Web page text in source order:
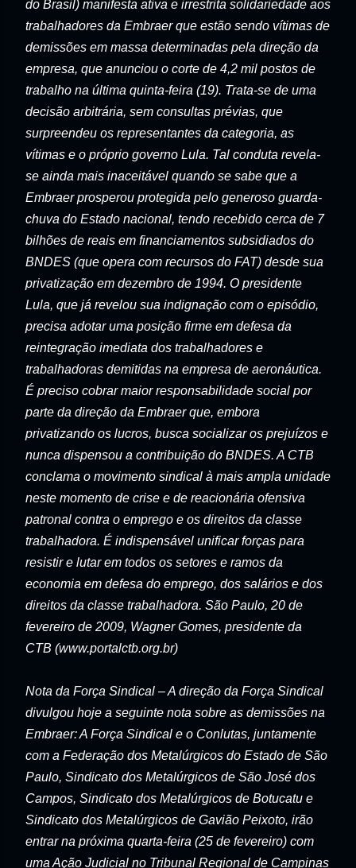
do Brasil) manifesta ativa e irrestrita solidariedade aos
trabalhadores da Embraer que estão sendo vítimas de
demissões em massa determinadas pela direção da
empresa, que anunciou o corte de 4,2 mil postos de
trabalho na última quinta-feira (19). Trata-se de uma
decisão arbitrária, sem consultas prévias, que
surpreendeu os representantes da categoria, as
vítimas e o próprio governo Lula. Tal conduta revela-
se ainda mais inaceitável quando se sabe que a
Embraer prosperou protegida pelo generoso guarda-
chuva do Estado nacional, tendo recebido cerca de 7
bilhões de reais em financiamentos subsidiados do
BNDES (que opera com recursos do FAT) desde sua
privatização em dezembro de 1994. O presidente
Lula, que já revelou sua indignação com o episódio,
precisa adotar uma posição firme em defesa da
reintegração imediata dos trabalhadores e
trabalhadoras demitidas na empresa de aeronáutica.
É preciso cobrar maior responsabilidade social por
parte da direção da Embraer que, embora
privatizando os lucros, busca socializar os prejuízos e
nunca dispensou a contribuição do BNDES. A CTB
conclama o movimento sindical à mais ampla unidade
neste momento de crise e de reacionária ofensiva
patronal contra o emprego e os direitos da classe
trabalhadora. É indispensável unificar forças para
resistir e lutar em todos os setores e ramos da
economia em defesa do emprego, dos salários e dos
direitos da classe trabalhadora. São Paulo, 20 de
fevereiro de 2009, Wagner Gomes, presidente da
CTB (www.portalctb.org.br)
Nota da Força Sindical – A direção da Força Sindical
divulgou hoje a seguinte nota sobre as demissões na
Embraer: A Força Sindical e o Conlutas, juntamente
com a Federação dos Metalúrgicos do Estado de São
Paulo, Sindicato dos Metalúrgicos de São José dos
Campos, Sindicato dos Metalúrgicos de Botucatu e
Sindicato dos Metalúrgicos de Gavião Peixoto, irão
entrar na próxima quarta-feira (25 de fevereiro) com
uma Ação Judicial no Tribunal Regional de Campinas